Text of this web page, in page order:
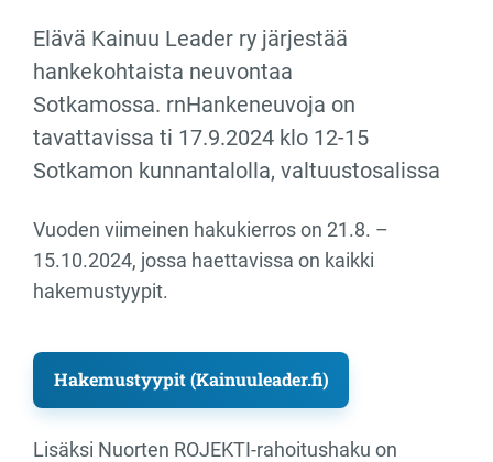
Elävä Kainuu Leader ry järjestää
hankekohtaista neuvontaa
Sotkamossa. rnHankeneuvoja on
tavattavissa ti 17.9.2024 klo 12-15
Sotkamon kunnantalolla, valtuustosalissa
Vuoden viimeinen hakukierros on 21.8. –
15.10.2024, jossa haettavissa on kaikki
hakemustyypit.
Hakemustyypit (Kainuuleader.fi)
Lisäksi Nuorten ROJEKTI-rahoitushaku on